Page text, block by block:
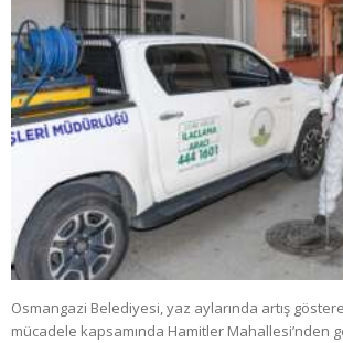
Osmangazi Belediyesi, yaz aylarında artış
mücadele kapsamında Hamitler Mahallesi’nden